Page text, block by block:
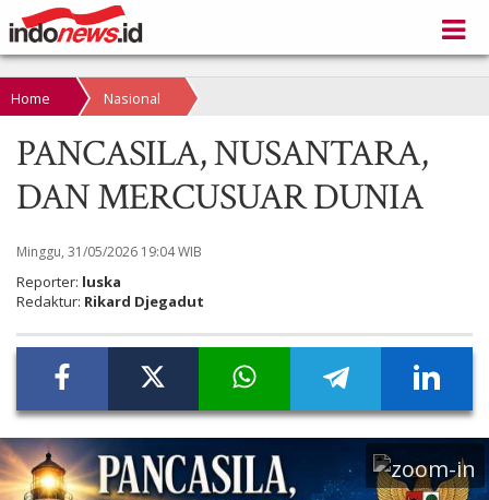
Home Nasional
PANCASILA, NUSANTARA,
DAN MERCUSUAR DUNIA
Minggu, 31/05/2026 19:04 WIB
Reporter: luska
Redaktur: Rikard Djegadut